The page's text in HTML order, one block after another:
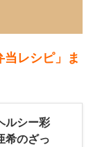
レシピ」ま
ルシー彩
希のざっ